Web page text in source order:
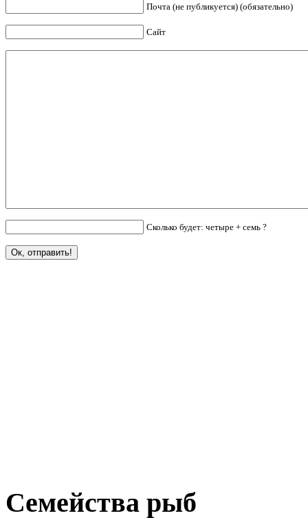
Почта (не публикуется) (обязательно)
Сайт
Сколько будет: четыре + семь ?
Семейства рыб